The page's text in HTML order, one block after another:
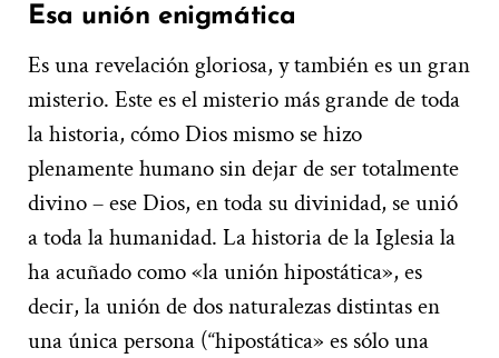
Esa unión enigmática
Es una revelación gloriosa, y también es un gran
misterio. Este es el misterio más grande de toda
la historia, cómo Dios mismo se hizo
plenamente humano sin dejar de ser totalmente
divino – ese Dios, en toda su divinidad, se unió
a toda la humanidad. La historia de la Iglesia la
ha acuñado como «la unión hipostática», es
decir, la unión de dos naturalezas distintas en
una única persona (“hipostática» es sólo una